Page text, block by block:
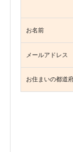
お名前
メールアドレス
お住まいの都道